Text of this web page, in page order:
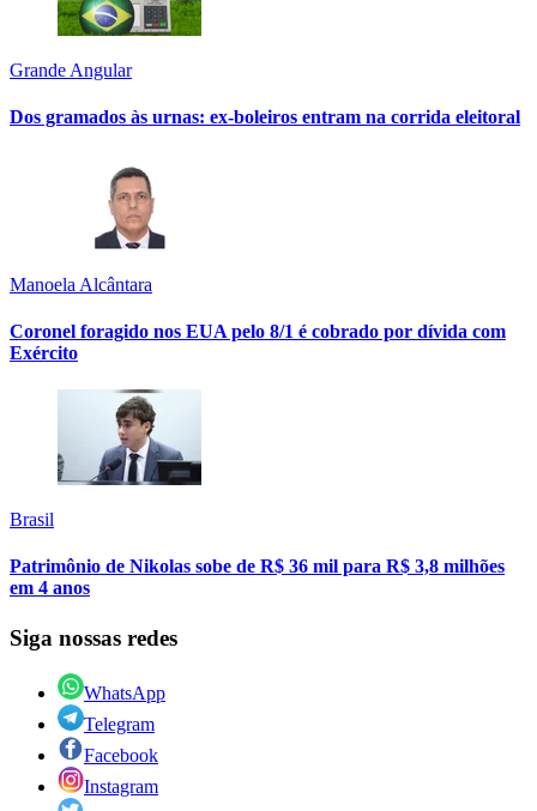
Grande Angular
Dos gramados às urnas: ex-boleiros entram na corrida eleitoral
Manoela Alcântara
Coronel foragido nos EUA pelo 8/1 é cobrado por dívida com
Exército
Brasil
Patrimônio de Nikolas sobe de R$ 36 mil para R$ 3,8 milhões
em 4 anos
Siga nossas redes
WhatsApp
Telegram
Facebook
Instagram